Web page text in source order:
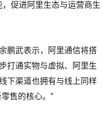
促进阿里生态与运营商生
鹏武表示，阿里通信将搭
打通实物与虚拟、阿里生
下渠道也拥有与线上同样
售的核心。”